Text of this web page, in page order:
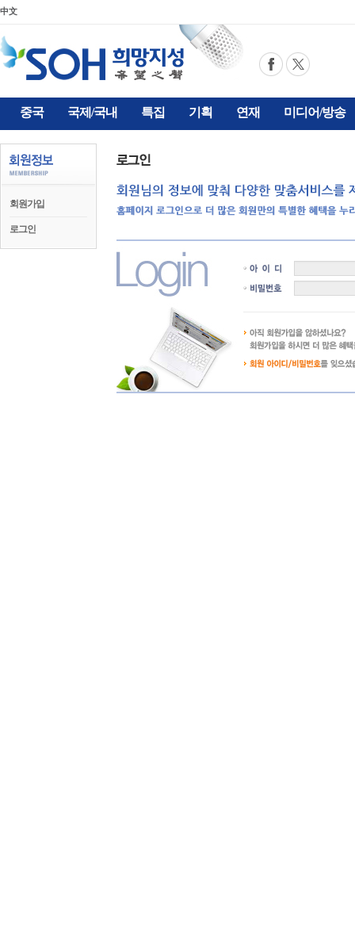
中文
중국 국제/국내 특집 기획 연재 미디어/방송
회원가입
로그인